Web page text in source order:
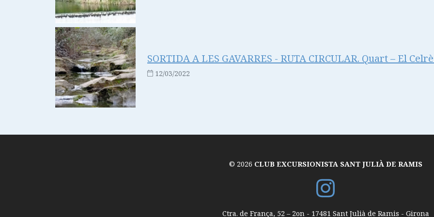
SORTIDA A LES GAVARRES - RUTA CIRCULAR. Quart – El
12/03/2022
© 2026 CLUB EXCURSIONISTA SANT JULIÀ DE RAMIS
Ctra. de França, 52 – 2on - 17481 Sant Julià de Ramis - Girona